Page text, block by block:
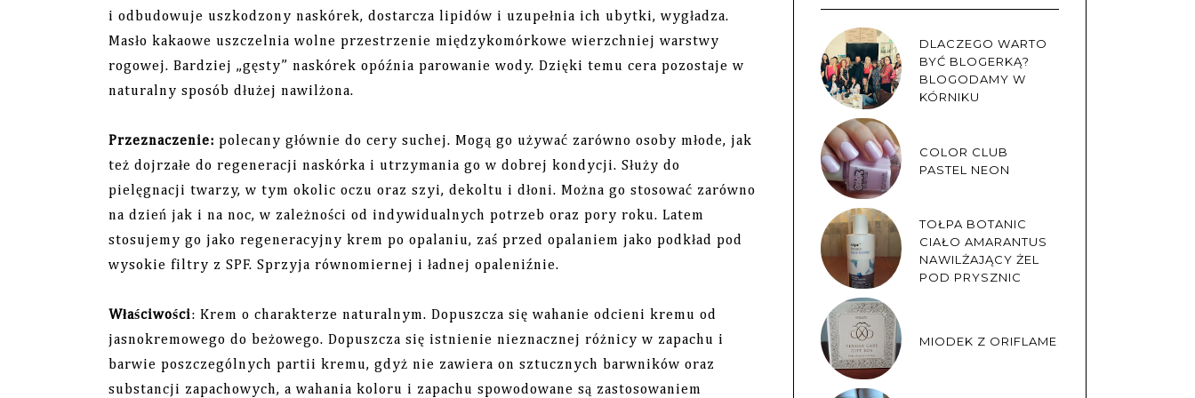
i odbudowuje uszkodzony naskórek, dostarcza lipidów i uzupełnia ich ubytki, wygładza.
Masło kakaowe uszczelnia wolne przestrzenie międzykomórkowe wierzchniej warstwy
rogowej. Bardziej „gęsty” naskórek opóźnia parowanie wody. Dzięki temu cera pozostaje w
naturalny sposób dłużej nawilżona.
Przeznaczenie: polecany głównie do cery suchej. Mogą go używać zarówno osoby młode, jak
też dojrzałe do regeneracji naskórka i utrzymania go w dobrej kondycji. Służy do
pielęgnacji twarzy, w tym okolic oczu oraz szyi, dekoltu i dłoni. Można go stosować zarówno
na dzień jak i na noc, w zależności od indywidualnych potrzeb oraz pory roku. Latem
stosujemy go jako regeneracyjny krem po opalaniu, zaś przed opalaniem jako podkład pod
wysokie filtry z SPF. Sprzyja równomiernej i ładnej opaleniźnie.
Właściwości: Krem o charakterze naturalnym. Dopuszcza się wahanie odcieni kremu od
jasnokremowego do beżowego. Dopuszcza się istnienie nieznacznej różnicy w zapachu i
barwie poszczególnych partii kremu, gdyż nie zawiera on sztucznych barwników oraz
substancji zapachowych, a wahania koloru i zapachu spowodowane są zastosowaniem
DLACZEGO WARTO
BYĆ BLOGERKĄ?
BLOGODAMY W
KÓRNIKU
COLOR CLUB
PASTEL NEON
TOŁPA BOTANIC
CIAŁO AMARANTUS
NAWILŻAJĄCY ŻEL
POD PRYSZNIC
MIODEK Z ORIFLAME